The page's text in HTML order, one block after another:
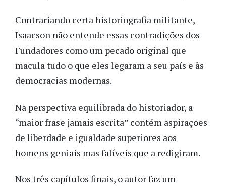
Contrariando certa historiografia militante,
Isaacson não entende essas contradições dos
Fundadores como um pecado original que
macula tudo o que eles legaram a seu país e às
democracias modernas.
Na perspectiva equilibrada do historiador, a
“maior frase jamais escrita” contém aspirações
de liberdade e igualdade superiores aos
homens geniais mas falíveis que a redigiram.
Nos três capítulos finais, o autor faz um